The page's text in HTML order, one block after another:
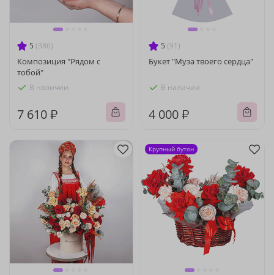
5 (386)
Композиция "Рядом с
тобой"
В наличии
7 610 ₽
5 (91)
Букет "Муза твоего сердца"
В наличии
4 000 ₽
Крупный бутон